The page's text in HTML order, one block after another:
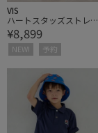
VIS
ハートスタッズストレー
トデニム
¥8,899
NEW! 予約